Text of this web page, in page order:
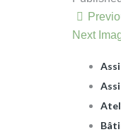
Next